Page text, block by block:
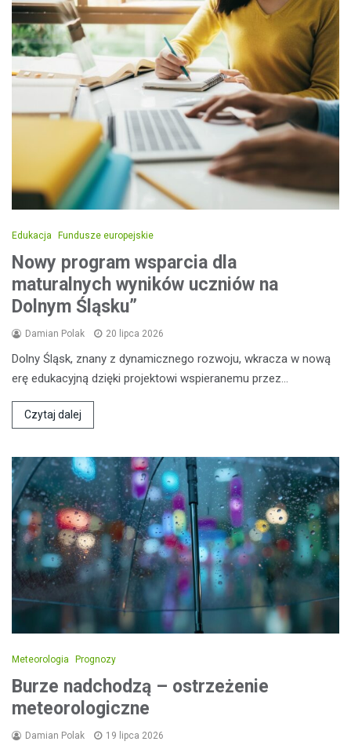
Edukacja Fundusze europejskie
Nowy program wsparcia dla
maturalnych wyników uczniów na
Dolnym Śląsku”
Damian Polak 20 lipca 2026
Dolny Śląsk, znany z dynamicznego rozwoju, wkracza w nową
erę edukacyjną dzięki projektowi wspieranemu przez…
Czytaj dalej
Meteorologia Prognozy
Burze nadchodzą – ostrzeżenie
meteorologiczne
Damian Polak 19 lipca 2026